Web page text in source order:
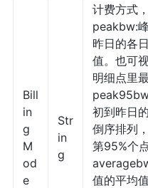
Bill
in
g
M
od
e
Str
in
g
计费方式
peakbw:
昨日的各
值。也可
明细点里
初到昨日
倒序排列
第95%个
值的平均